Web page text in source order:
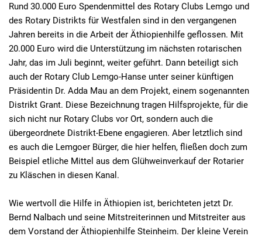
Rund 30.000 Euro Spendenmittel des Rotary Clubs Lemgo und
des Rotary Distrikts für Westfalen sind in den vergangenen
Jahren bereits in die Arbeit der Äthiopienhilfe geflossen. Mit
20.000 Euro wird die Unterstützung im nächsten rotarischen
Jahr, das im Juli beginnt, weiter geführt. Dann beteiligt sich
auch der Rotary Club Lemgo-Hanse unter seiner künftigen
Präsidentin Dr. Adda Mau an dem Projekt, einem sogenannten
Distrikt Grant. Diese Bezeichnung tragen Hilfsprojekte, für die
sich nicht nur Rotary Clubs vor Ort, sondern auch die
übergeordnete Distrikt-Ebene engagieren. Aber letztlich sind
es auch die Lemgoer Bürger, die hier helfen, fließen doch zum
Beispiel etliche Mittel aus dem Glühweinverkauf der Rotarier
zu Kläschen in diesen Kanal.
Wie wertvoll die Hilfe in Äthiopien ist, berichteten jetzt Dr.
Bernd Nalbach und seine Mitstreiterinnen und Mitstreiter aus
dem Vorstand der Äthiopienhilfe Steinheim. Der kleine Verein